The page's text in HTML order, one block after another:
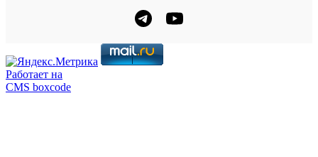
Работает на
CMS boxcode